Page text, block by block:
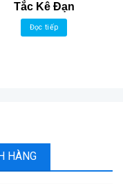
Tắc Kê Đạn
Đọc tiếp
HÀNG